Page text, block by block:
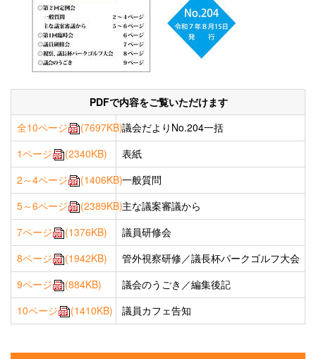
PDFで内容をご覧いただけます
全10ページ
(7697KB)議会だよりNo.204一括
1ページ
(2340KB)
表紙
2～4ページ
(1406KB)一般質問
5～6ページ
(2389KB)主な議案審議から
7ページ
(1376KB)
議員研修会
8ページ
(1942KB)
管外視察研修／議長杯パークゴルフ大会
9ページ
(884KB)
議会のうごき／編集後記
10ページ
(1410KB) 議員カフェ告知